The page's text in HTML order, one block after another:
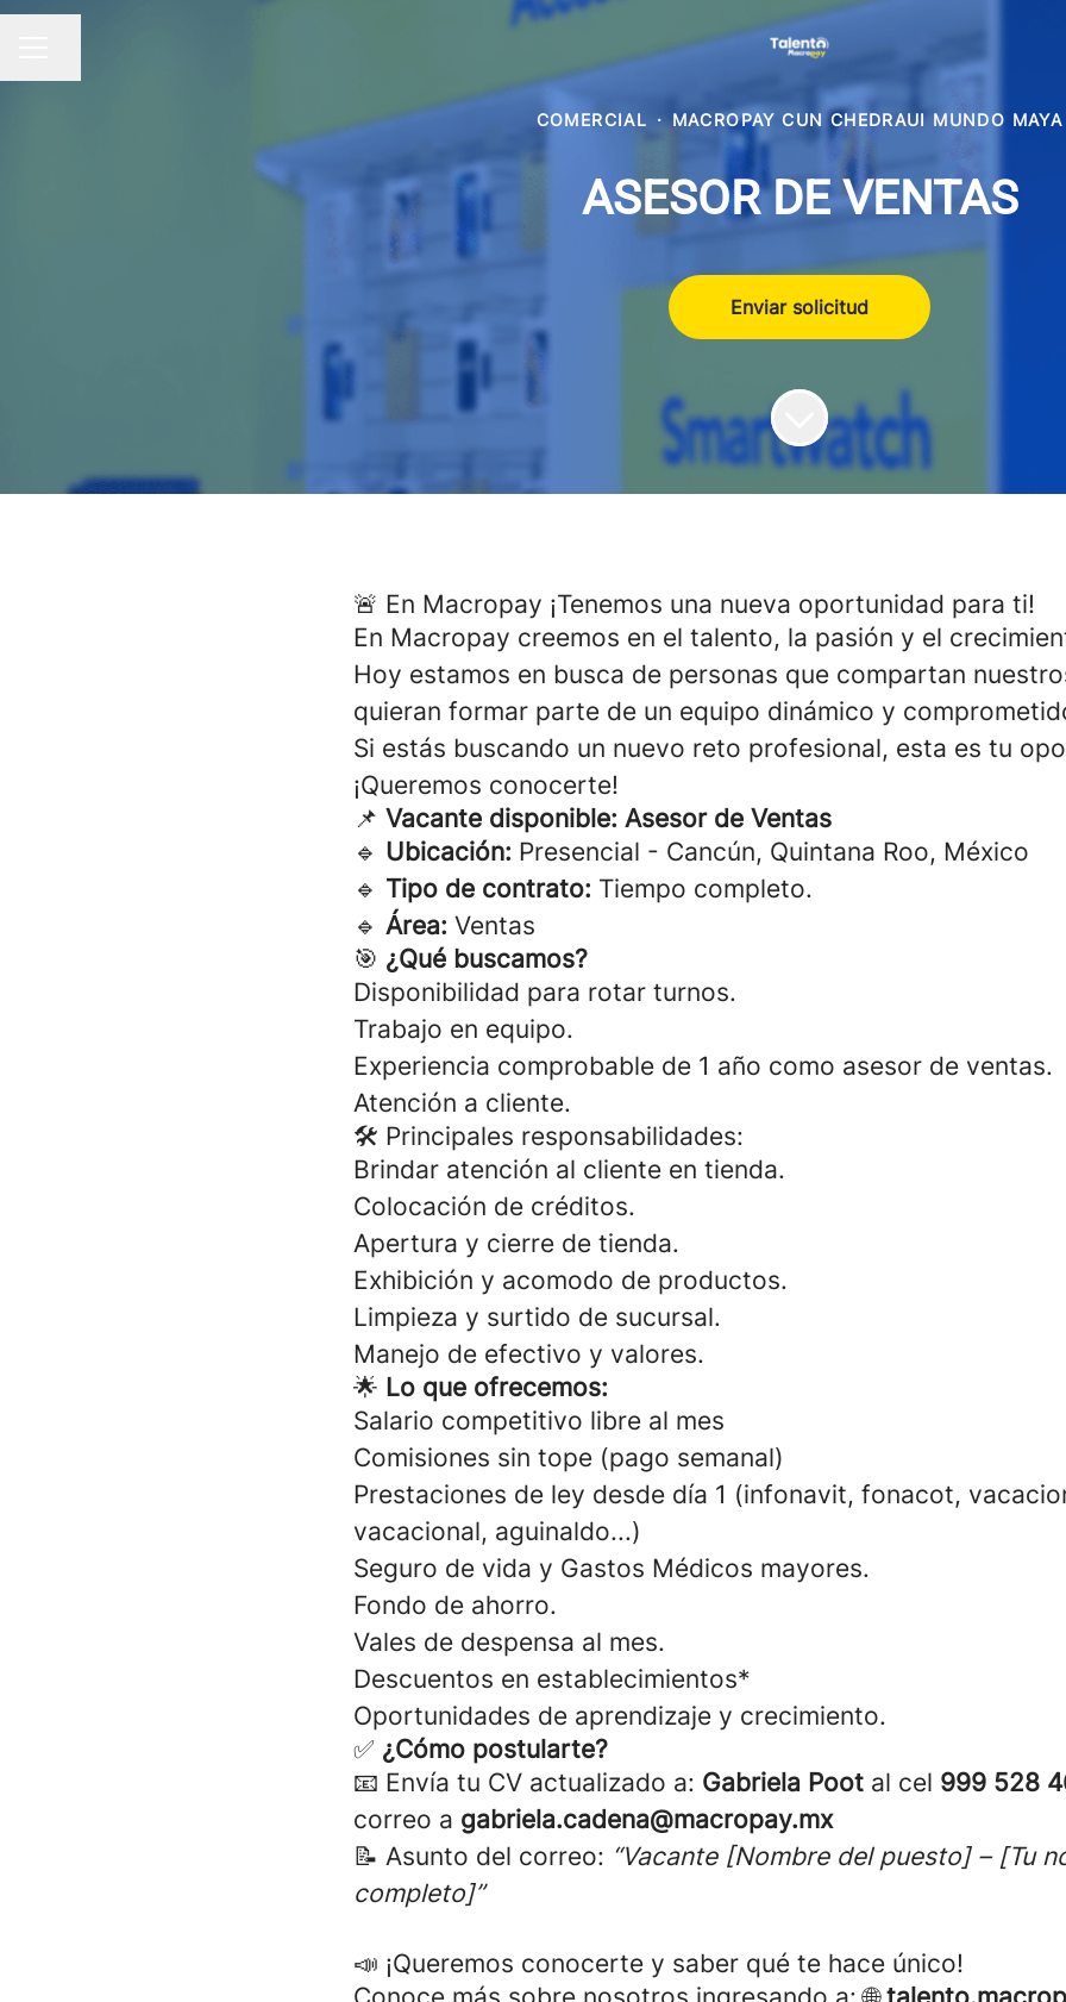
COMERCIAL · MACROPAY CUN CHEDRAUI MUNDO MAYA
ASESOR DE VENTAS
Enviar solicitud
🚨 En Macropay ¡Tenemos una nueva oportunidad para ti!
En Macropay creemos en el talento, la pasión y el
Hoy estamos en busca de personas que compartan
quieran formar parte de un equipo dinámico y
Si estás buscando un nuevo reto profesional, esta es tu
¡Queremos conocerte!
📌 Vacante disponible: Asesor de Ventas
🔹 Ubicación: Presencial - Cancún, Quintana Roo, México
🔹 Tipo de contrato: Tiempo completo.
🔹 Área: Ventas
🎯 ¿Qué buscamos?
Disponibilidad para rotar turnos.
Trabajo en equipo.
Experiencia comprobable de 1 año como asesor de ventas.
Atención a cliente.
🛠 Principales responsabilidades:
Brindar atención al cliente en tienda.
Colocación de créditos.
Apertura y cierre de tienda.
Exhibición y acomodo de productos.
Limpieza y surtido de sucursal.
Manejo de efectivo y valores.
🌟 Lo que ofrecemos:
Salario competitivo libre al mes
Comisiones sin tope (pago semanal)
Prestaciones de ley desde día 1 (infonavit, fonacot,
vacacional, aguinaldo...)
Seguro de vida y Gastos Médicos mayores.
Fondo de ahorro.
Vales de despensa al mes.
Descuentos en establecimientos*
Oportunidades de aprendizaje y crecimiento.
✅ ¿Cómo postularte?
📧 Envía tu CV actualizado a: Gabriela Poot al cel 999 528
correo a gabriela.cadena@macropay.mx
📝 Asunto del correo: “Vacante [Nombre del puesto] – [Tu
completo]”
📣 ¡Queremos conocerte y saber qué te hace único!